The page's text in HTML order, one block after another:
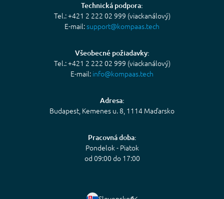
Technická podpora:
Tel.: +421 2 222 02 999 (viackanálový)
E-mail:support@kompaas.tech
Všeobecné požiadavky:
Tel.: +421 2 222 02 999 (viackanálový)
E-mail: info@kompaas.tech
Adresa:
Budapest, Kemenes u. 8, 1114 Maďarsko
Pracovná doba:
Pondelok - Piatok
od 09:00 do 17:00